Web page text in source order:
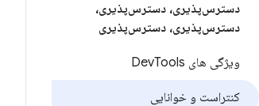
دسترس‌پذیری، دسترس‌پذیری،
دسترس‌پذیری، دسترس‌پذیری
ویژگی های Dev Tools
کنتراست و خوانایی